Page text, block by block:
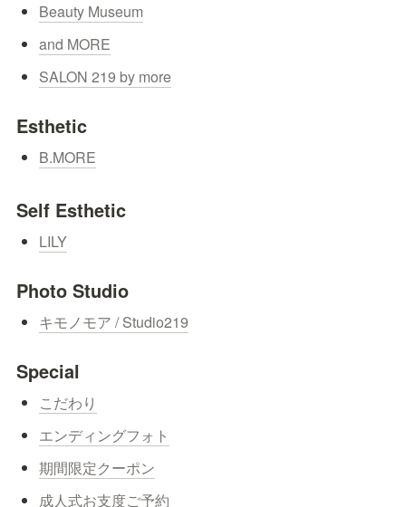
Beauty Museum
and MORE
SALON 219 by more
Esthetic
B.MORE
Self Esthetic
LILY
Photo Studio
キモノモア / Studio219
Special
こだわり
エンディングフォト
期間限定クーポン
成人式お支度ご予約